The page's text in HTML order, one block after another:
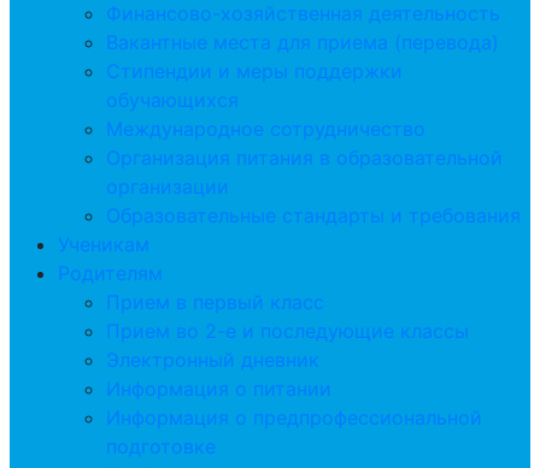
Финансово-хозяйственная деятельность
Вакантные места для приема (перевода)
Стипендии и меры поддержки
обучающихся
Международное сотрудничество
Организация питания в образовательной
организации
Образовательные стандарты и требования
Ученикам
Родителям
Прием в первый класс
Прием во 2-е и последующие классы
Электронный дневник
Информация о питании
Информация о предпрофессиональной
подготовке